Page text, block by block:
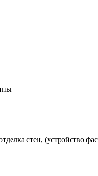
стен, (устройство